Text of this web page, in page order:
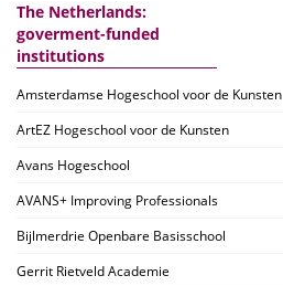
The Netherlands:
goverment-funded
institutions
Amsterdamse Hogeschool voor de Kunsten
ArtEZ Hogeschool voor de Kunsten
Avans Hogeschool
AVANS+ Improving Professionals
Bijlmerdrie Openbare Basisschool
Gerrit Rietveld Academie